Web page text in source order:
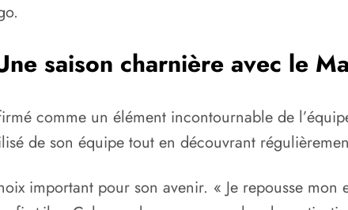
saison charnière avec le
comme un élément incontournable de
de son équipe tout en découvrant
important pour son avenir. « Je repousse